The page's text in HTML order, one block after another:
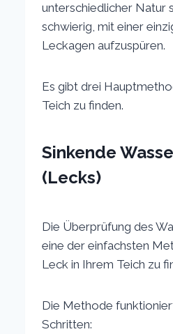
unterschiedlicher Natur
schwierig, mit einer
Leckagen aufzuspüren.
Es gibt drei
Teich zu finden.
Sinkende
(Lecks)
Die Überprüfung des
eine der einfachsten
Leck in Ihrem Teich zu
Die Methode
Schritten: